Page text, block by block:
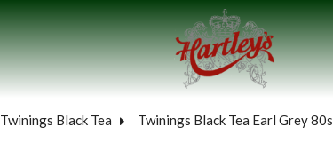
Twinings Black Tea Twinings Black Tea Earl Grey 80s